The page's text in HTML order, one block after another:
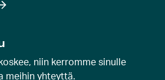
niin kerromme sinulle
meihin yhteyttä.